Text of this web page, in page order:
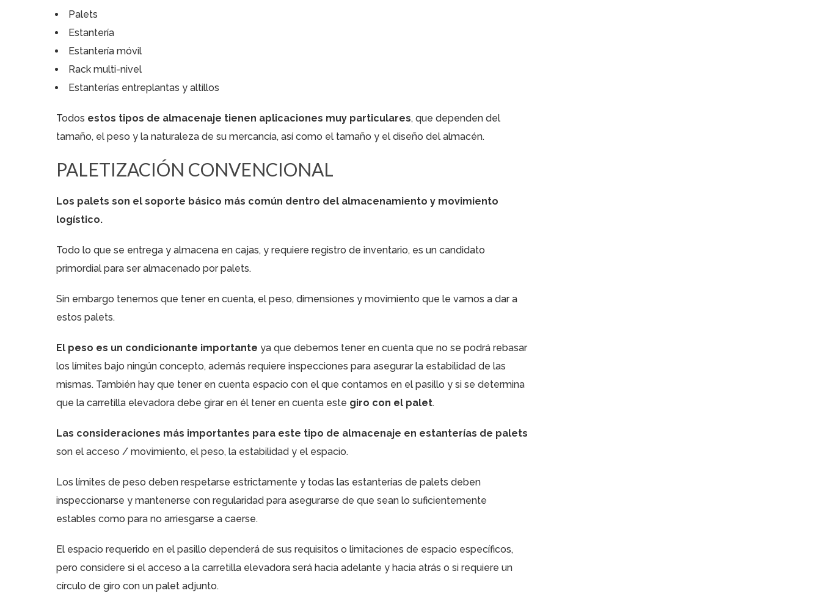
Palets
Estantería
Estantería móvil
Rack multi-nivel
Estanterías entreplantas y altillos
Todos estos tipos de almacenaje tienen aplicaciones muy particulares, que dependen del
tamaño, el peso y la naturaleza de su mercancía, así como el tamaño y el diseño del almacén.
PALETIZACIÓN CONVENCIONAL
Los palets son el soporte básico más común dentro del almacenamiento y movimiento
logístico.
Todo lo que se entrega y almacena en cajas, y requiere registro de inventario, es un candidato
primordial para ser almacenado por palets.
Sin embargo tenemos que tener en cuenta, el peso, dimensiones y movimiento que le vamos a dar a
estos palets.
El peso es un condicionante importante ya que debemos tener en cuenta que no se podrá rebasar
los límites bajo ningún concepto, además requiere inspecciones para asegurar la estabilidad de las
mismas. También hay que tener en cuenta espacio con el que contamos en el pasillo y si se determina
que la carretilla elevadora debe girar en él tener en cuenta este giro con el palet.
Las consideraciones más importantes para este tipo de almacenaje en estanterías de palets
son el acceso / movimiento, el peso, la estabilidad y el espacio.
Los límites de peso deben respetarse estrictamente y todas las estanterías de palets deben
inspeccionarse y mantenerse con regularidad para asegurarse de que sean lo suficientemente
estables como para no arriesgarse a caerse.
El espacio requerido en el pasillo dependerá de sus requisitos o limitaciones de espacio específicos,
pero considere si el acceso a la carretilla elevadora será hacia adelante y hacia atrás o si requiere un
círculo de giro con un palet adjunto.